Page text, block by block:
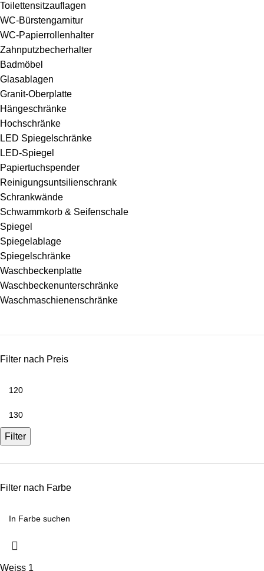
Toilettensitzauflagen
WC-Bürstengarnitur
WC-Papierrollenhalter
Zahnputzbecherhalter
Badmöbel
Glasablagen
Granit-Oberplatte
Hängeschränke
Hochschränke
LED Spiegelschränke
LED-Spiegel
Papiertuchspender
Reinigungsuntsilienschrank
Schrankwände
Schwammkorb & Seifenschale
Spiegel
Spiegelablage
Spiegelschränke
Waschbeckenplatte
Waschbeckenunterschränke
Waschmaschienenschränke
Filter nach Preis
Filter
Filter nach Farbe
Weiss 1